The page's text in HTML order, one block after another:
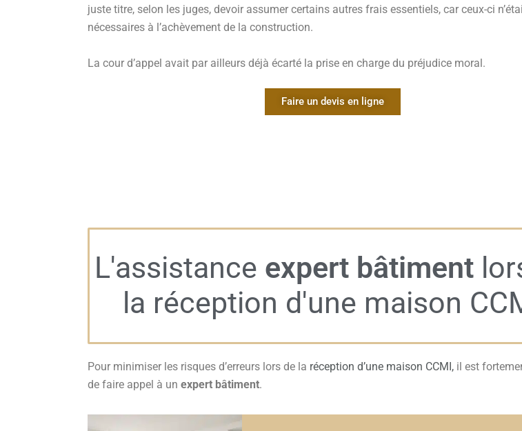
juste titre, selon les juges, devoir assumer certains autres frais essentiels, car ceux-ci
nécessaires à l’achèvement de la construction.
La cour d’appel avait par ailleurs déjà écarté la prise en charge du préjudice moral.
Faire un devis en ligne
L'assistance expert bâtiment
la réception d'une maison
Pour minimiser les risques d’erreurs lors de la réception d’une maison CCMI, il est
de faire appel à un expert bâtiment.